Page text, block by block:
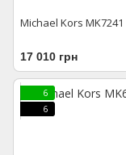
Michael Kors MK7241
17 010 грн
6
6